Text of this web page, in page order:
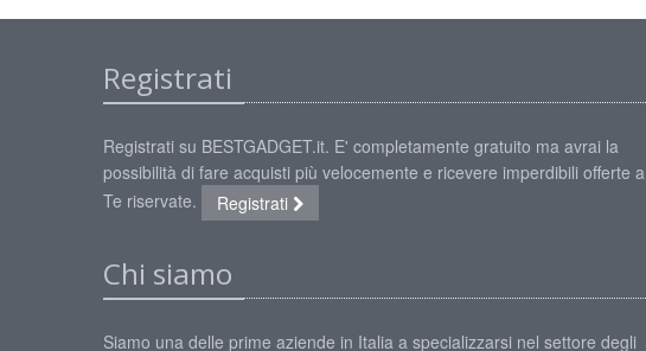
Registrati
Registrati su BESTGADGET.it. E' completamente gratuito ma avrai la
possibilità di fare acquisti più velocemente e ricevere imperdibili offerte a
Te riservate.
Registrati
Chi siamo
Siamo una delle prime aziende in Italia a specializzarsi nel settore degli